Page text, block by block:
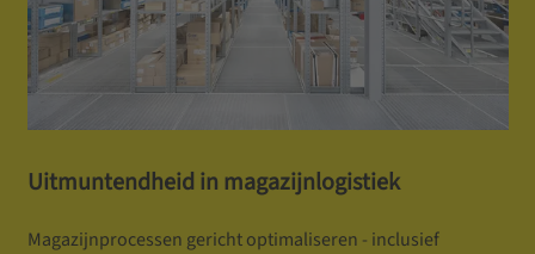
Uitmuntendheid in magazijnlogistiek
Magazijnprocessen gericht optimaliseren - inclusief